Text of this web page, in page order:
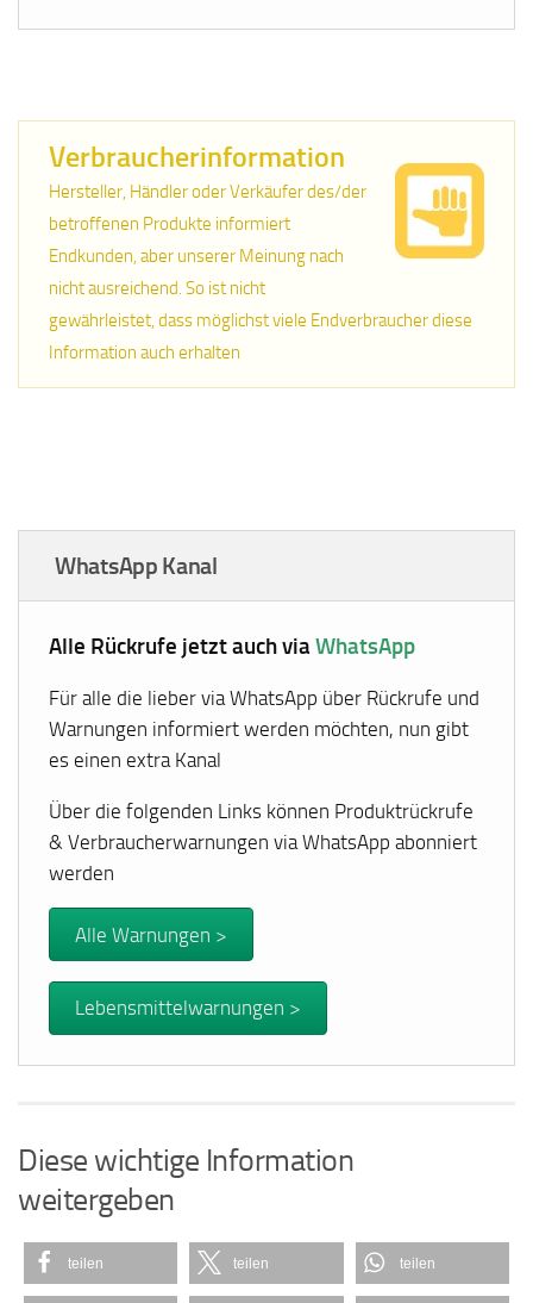
Verbraucherinformation
Hersteller, Händler oder Verkäufer des/der
betroffenen Produkte informiert
Endkunden, aber unserer Meinung nach
nicht ausreichend. So ist nicht
gewährleistet, dass möglichst viele Endverbraucher diese
Information auch erhalten
WhatsApp Kanal
Alle Rückrufe jetzt auch viaWhatsApp
Für alle die lieber via WhatsApp über Rückrufe und
Warnungen informiert werden möchten, nun gibt
es einen extra Kanal
Über die folgenden Links können Produktrückrufe
& Verbraucherwarnungen via WhatsApp abonniert
werden
Alle Warnungen >
Lebensmittelwarnungen >
Diese wichtige Information
weitergeben
teilen teilen teilen